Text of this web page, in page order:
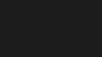
εικόνες – κινούμενες